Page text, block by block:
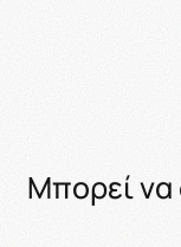
Μπορεί να